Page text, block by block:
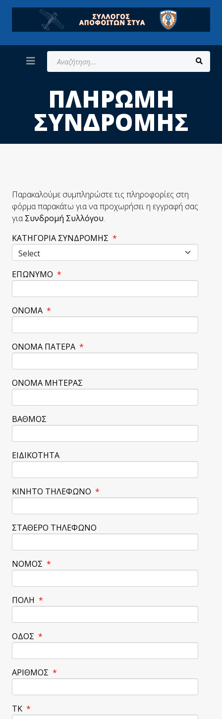
Αναζήτηση...
ΠΛΗΡΩΜΉ
ΣΥΝΔΡΟΜΉΣ
Παρακαλούμε συμπληρώστε τις πληροφορίες στη
φόρμα παρακάτω για να προχωρήσει η εγγραφή σας
γιαΣυνδρομή Συλλόγου.
ΚΑΤΗΓΟΡΙΑ ΣΥΝΔΡΟΜΗΣ *
ΕΠΩΝΥΜΟ *
ΟΝΟΜΑ *
ΟΝΟΜΑ ΠΑΤΕΡΑ *
ΟΝΟΜΑ ΜΗΤΕΡΑΣ
ΒΑΘΜΟΣ
ΕΙΔΙΚΟΤΗΤΑ
ΚΙΝΗΤΟ ΤΗΛΕΦΩΝΟ *
ΣΤΑΘΕΡΟ ΤΗΛΕΦΩΝΟ
ΝΟΜΟΣ *
ΠΟΛΗ *
ΟΔΟΣ *
ΑΡΙΘΜΟΣ *
ΤΚ *